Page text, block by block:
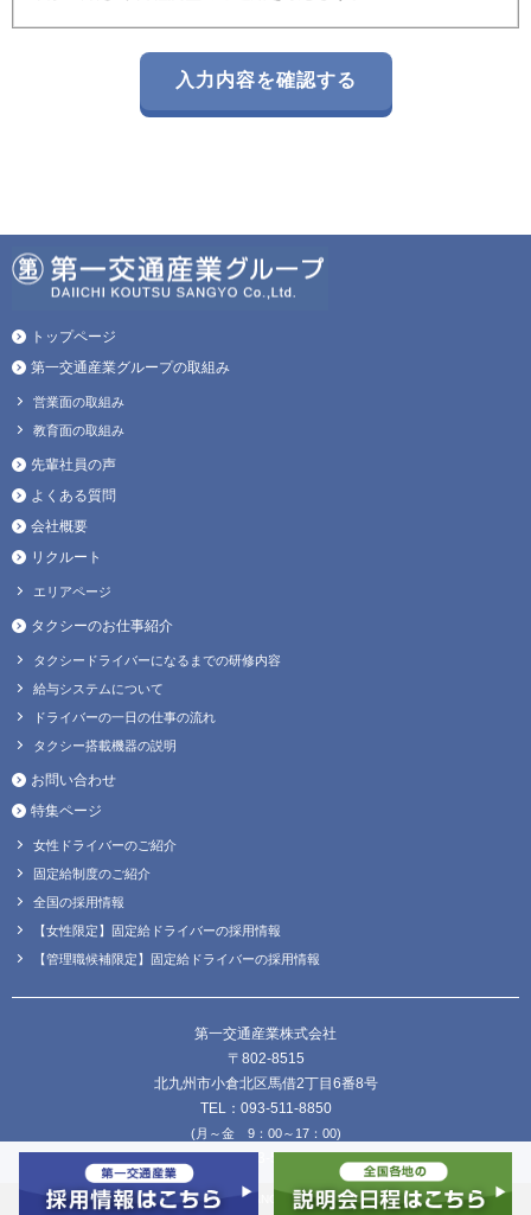
トップページ
第一交通産業グループの取組み
営業面の取組み
教育面の取組み
先輩社員の声
よくある質問
会社概要
リクルート
エリアページ
タクシーのお仕事紹介
タクシードライバーになるまでの研修内容
給与システムについて
ドライバーの一日の仕事の流れ
タクシー搭載機器の説明
お問い合わせ
特集ページ
女性ドライバーのご紹介
固定給制度のご紹介
全国の採用情報
【女性限定】固定給ドライバーの採用情報
【管理職候補限定】固定給ドライバーの採用情報
第一交通産業株式会社
〒802-8515
北九州市小倉北区馬借2丁目6番8号
TEL：093-511-8850
(月～金 9：00～17：00)
FAX：093-511-8838
Copyright © DAIICHI KOUTSU SANGYO Co.,Ltd. all Rights Reserved.